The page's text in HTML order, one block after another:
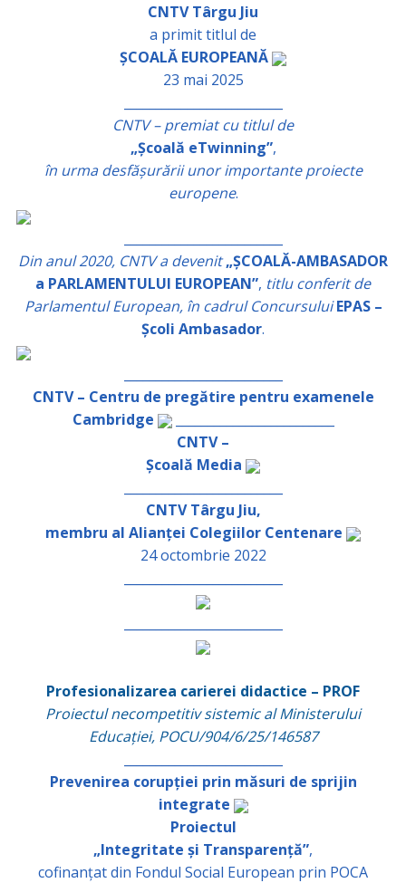
CNTV Târgu Jiu
a primit titlul de
ȘCOALĂ EUROPEANĂ
23 mai 2025
CNTV – premiat cu titlul de
„Școală eTwinning”,
în urma desfășurării unor importante proiecte
europene.
Din anul 2020, CNTV a devenit „ȘCOALĂ-AMBASADOR
a PARLAMENTULUI EUROPEAN”, titlu conferit de
Parlamentul European, în cadrul Concursului EPAS –
Școli Ambasador.
CNTV – Centru de pregătire pentru examenele
Cambridge
_________________________
CNTV –
Școală Media
CNTV Târgu Jiu,
membru al Alianței Colegiilor Centenare
24 octombrie 2022
Profesionalizarea carierei didactice – PROF
Proiectul necompetitiv sistemic al Ministerului
Educației, POCU/904/6/25/146587
Prevenirea corupției prin măsuri de sprijin
integrate
Proiectul
„Integritate și Transparență”,
cofinanțat din Fondul Social European prin POCA